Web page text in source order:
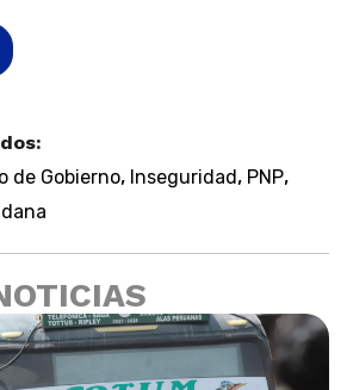
de Gobierno, Inseguridad , PNP,